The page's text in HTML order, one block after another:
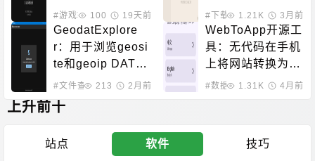
屏蔽与输入法切换
解决方案
#游戏辅助100 19天前 #下载工具1.21K 3月前
GeodatExplore
r：用于浏览geosi
te和geoip DAT文
件的跨平台GUI程
序
#文件查看器213 2月前
WebToApp开源工
具：无代码在手机
上将网站转换为安
卓应用
#数据处理1.31K 4月前
上升前十
站点 软件 技巧